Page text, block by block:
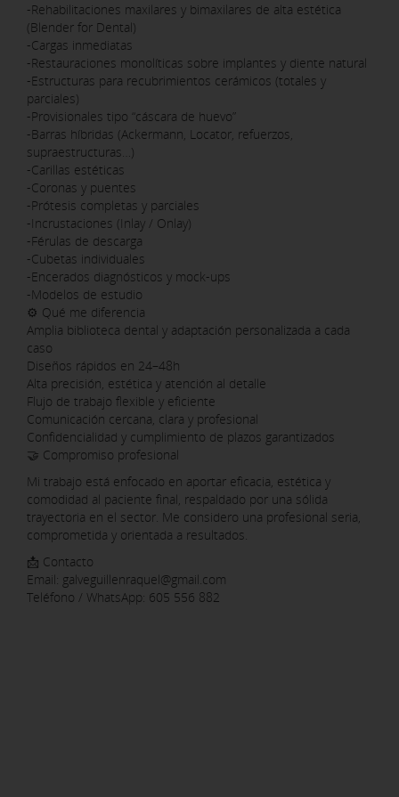
-Rehabilitaciones maxilares y bimaxilares de alta estética
(Blender for Dental)
-Cargas inmediatas
-Restauraciones monolíticas sobre implantes y diente natural
-Estructuras para recubrimientos cerámicos (totales y
parciales)
-Provisionales tipo “cáscara de huevo”
-Barras híbridas (Ackermann, Locator, refuerzos,
supraestructuras…)
-Carillas estéticas
-Coronas y puentes
-Prótesis completas y parciales
-Incrustaciones (Inlay / Onlay)
-Férulas de descarga
-Cubetas individuales
-Encerados diagnósticos y mock-ups
-Modelos de estudio
⚙️ Qué me diferencia
Amplia biblioteca dental y adaptación personalizada a cada
caso
Diseños rápidos en 24–48h
Alta precisión, estética y atención al detalle
Flujo de trabajo flexible y eficiente
Comunicación cercana, clara y profesional
Confidencialidad y cumplimiento de plazos garantizados
🤝 Compromiso profesional
Mi trabajo está enfocado en aportar eficacia, estética y
comodidad al paciente final, respaldado por una sólida
trayectoria en el sector. Me considero una profesional seria,
comprometida y orientada a resultados.
📩 Contacto
Email: galveguillenraquel@gmail.com
Teléfono / WhatsApp: 605 556 882